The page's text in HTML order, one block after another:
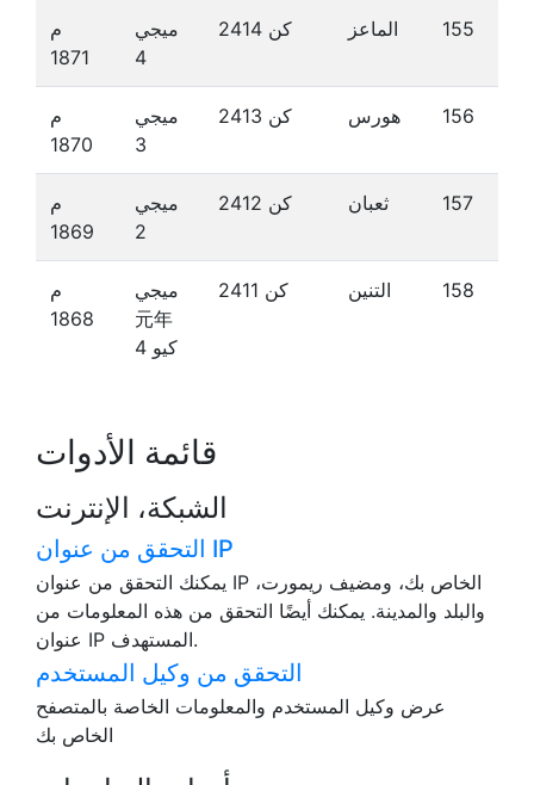
م
1871
ميجي
4
كن 2414 الماعز 155
م
1870
ميجي
3
كن 2413 هورس 156
م
1869
ميجي
2
كن 2412 ثعبان 157
م
1868
ميجي
元年
كيو 4
كن 2411 التنين 158
قائمة الأدوات
الشبكة، الإنترنت
التحقق من عنوان IP
يمكنك التحقق من عنوان IP الخاص بك، ومضيف ريمورت،
والبلد والمدينة. يمكنك أيضًا التحقق من هذه المعلومات من
عنوان IP المستهدف.
التحقق من وكيل المستخدم
عرض وكيل المستخدم والمعلومات الخاصة بالمتصفح
الخاص بك